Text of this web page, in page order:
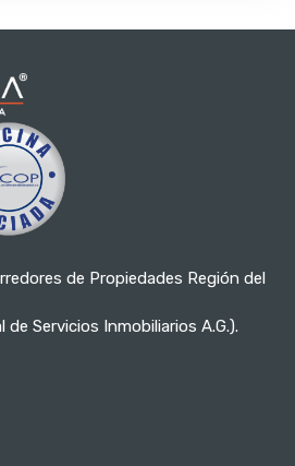
de Propiedades Región del
de Servicios Inmobiliarios A.G.).